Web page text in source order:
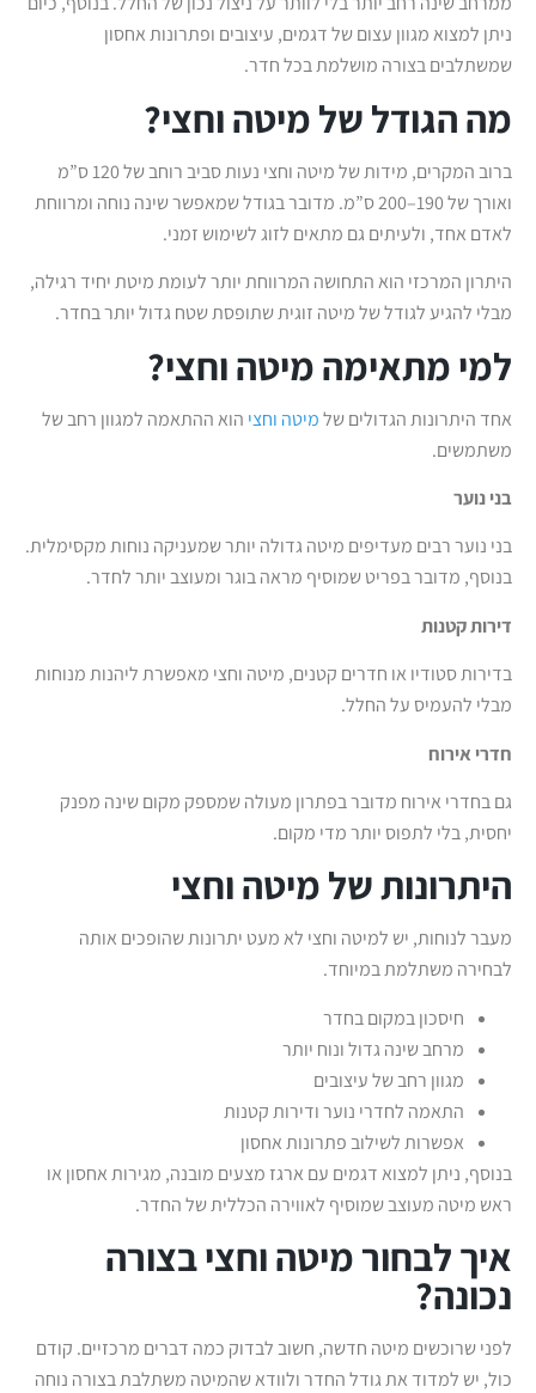
ניתן למצוא מגוון עצום של דגמים, עיצובים ופתרונות אחסון
שמשתלבים בצורה מושלמת בכל חדר.
מה הגודל של מיטה וחצי?
ברוב המקרים, מידות של מיטה וחצי נעות סביב רוחב של 120 ס”מ
ואורך של 190–200 ס”מ. מדובר בגודל שמאפשר שינה נוחה ומרווחת
לאדם אחד, ולעיתים גם מתאים לזוג לשימוש זמני.
היתרון המרכזי הוא התחושה המרווחת יותר לעומת מיטת יחיד רגילה,
מבלי להגיע לגודל של מיטה זוגית שתופסת שטח גדול יותר בחדר.
למי מתאימה מיטה וחצי?
אחד היתרונות הגדולים שלמיטה וחציהוא ההתאמה למגוון רחב של
משתמשים.
בני נוער
בני נוער רבים מעדיפים מיטה גדולה יותר שמעניקה נוחות מקסימלית.
בנוסף, מדובר בפריט שמוסיף מראה בוגר ומעוצב יותר לחדר.
דירות קטנות
בדירות סטודיו או חדרים קטנים, מיטה וחצי מאפשרת ליהנות מנוחות
מבלי להעמיס על החלל.
חדרי אירוח
גם בחדרי אירוח מדובר בפתרון מעולה שמספק מקום שינה מפנק
יחסית, בלי לתפוס יותר מדי מקום.
היתרונות של מיטה וחצי
מעבר לנוחות, יש למיטה וחצי לא מעט יתרונות שהופכים אותה
לבחירה משתלמת במיוחד.
חיסכון במקום בחדר
מרחב שינה גדול ונוח יותר
מגוון רחב של עיצובים
התאמה לחדרי נוער ודירות קטנות
אפשרות לשילוב פתרונות אחסון
בנוסף, ניתן למצוא דגמים עם ארגז מצעים מובנה, מגירות אחסון או
ראש מיטה מעוצב שמוסיף לאווירה הכללית של החדר.
איך לבחור מיטה וחצי בצורה
נכונה?
לפני שרוכשים מיטה חדשה, חשוב לבדוק כמה דברים מרכזיים. קודם
כול, יש למדוד את גודל החדר ולוודא שהמיטה משתלבת בצורה נוחה